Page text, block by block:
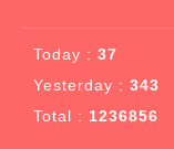
Today : 37
Yesterday : 343
Total : 1236856